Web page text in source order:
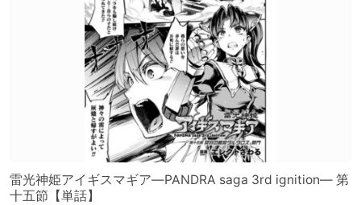
雷光神姫アイギスマギア―PANDRA saga 3rd ignition― 第
十五節【単話】